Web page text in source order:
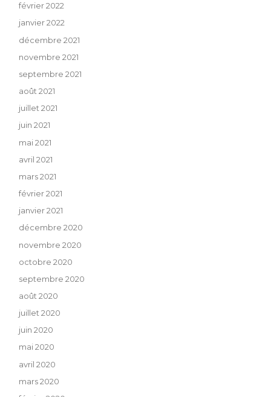
février 2022
janvier 2022
décembre 2021
novembre 2021
septembre 2021
août 2021
juillet 2021
juin 2021
mai 2021
avril 2021
mars 2021
février 2021
janvier 2021
décembre 2020
novembre 2020
octobre 2020
septembre 2020
août 2020
juillet 2020
juin 2020
mai 2020
avril 2020
mars 2020